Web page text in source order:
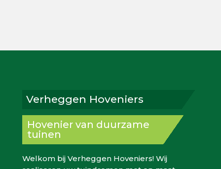
Verheggen Hoveniers
Hovenier van duurzame
tuinen
Welkom bij Verheggen Hoveniers! Wij